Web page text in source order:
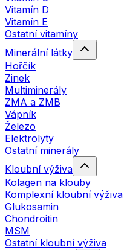
Vitamín D
Vitamín E
Ostatní vitamíny
Minerální látky
Hořčík
Zinek
Multiminerály
ZMA a ZMB
Vápník
Železo
Elektrolyty
Ostatní minerály
Kloubní výživa
Kolagen na klouby
Komplexní kloubní výživa
Glukosamin
Chondroitin
MSM
Ostatní kloubní výživa